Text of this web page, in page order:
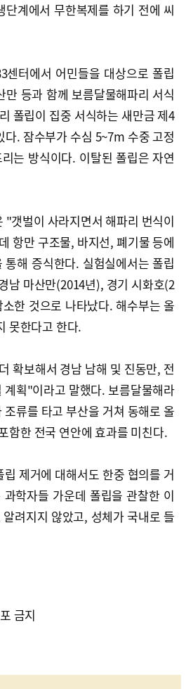
계에서 무한복제를 하기 전에 씨
터에서 어민들을 대상으로 폴립
등과 함께 보름달물해파리 서식
폴립이 집중 서식하는 새만금 제4
. 잠수부가 수심 5~7m 수중 고정
는 방식이다. 이탈된 폴립은 자연
갯벌이 사라지면서 해파리 번식이
항만 구조물, 바지선, 폐기물 등에
해 증식한다. 실험실에서는 폴립
남 마산만(2014년), 경기 시화호(2
한 것으로 나타났다. 해수부는 올
못한다고 한다.
확보해서 경남 남해 및 진동만, 전
획"이라고 말했다. 보름달물해라
류를 타고 부산을 거쳐 동해로 올
함한 전국 연안에 효과를 미친다.
제거에 대해서도 한중 협의를 거
학자들 가운데 폴립을 관찰한 이
려지지 않았고, 성체가 국내로 들
금지